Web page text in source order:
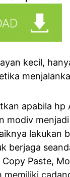
kecil,
apabila hp
modiv
lakukan
berjaga
Paste,
memiliki